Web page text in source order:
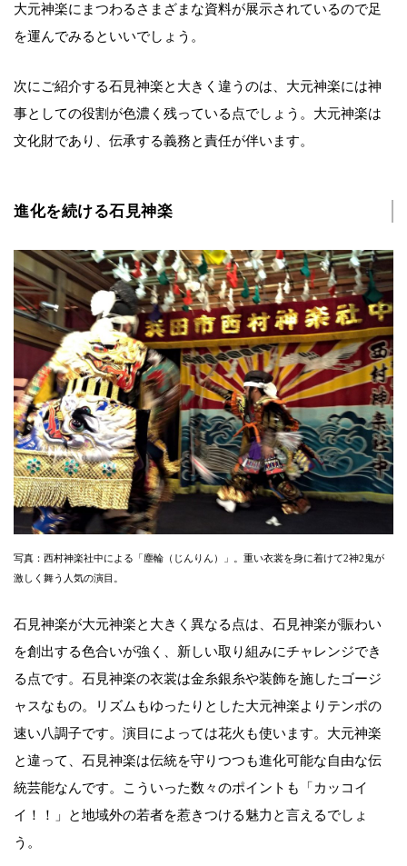
大元神楽にまつわるさまざまな資料が展示されているので足
を運んでみるといいでしょう。
次にご紹介する石見神楽と大きく違うのは、大元神楽には神
事としての役割が色濃く残っている点でしょう。大元神楽は
文化財であり、伝承する義務と責任が伴います。
進化を続ける石見神楽
写真：西村神楽社中による「塵輪（じんりん）」。重い衣裳を身に着けて2神2鬼が
激しく舞う人気の演目。
石見神楽が大元神楽と大きく異なる点は、石見神楽が賑わい
を創出する色合いが強く、新しい取り組みにチャレンジでき
る点です。石見神楽の衣裳は金糸銀糸や装飾を施したゴージ
ャスなもの。リズムもゆったりとした大元神楽よりテンポの
速い八調子です。演目によっては花火も使います。大元神楽
と違って、石見神楽は伝統を守りつつも進化可能な自由な伝
統芸能なんです。こういった数々のポイントも「カッコイ
イ！！」と地域外の若者を惹きつける魅力と言えるでしょ
う。